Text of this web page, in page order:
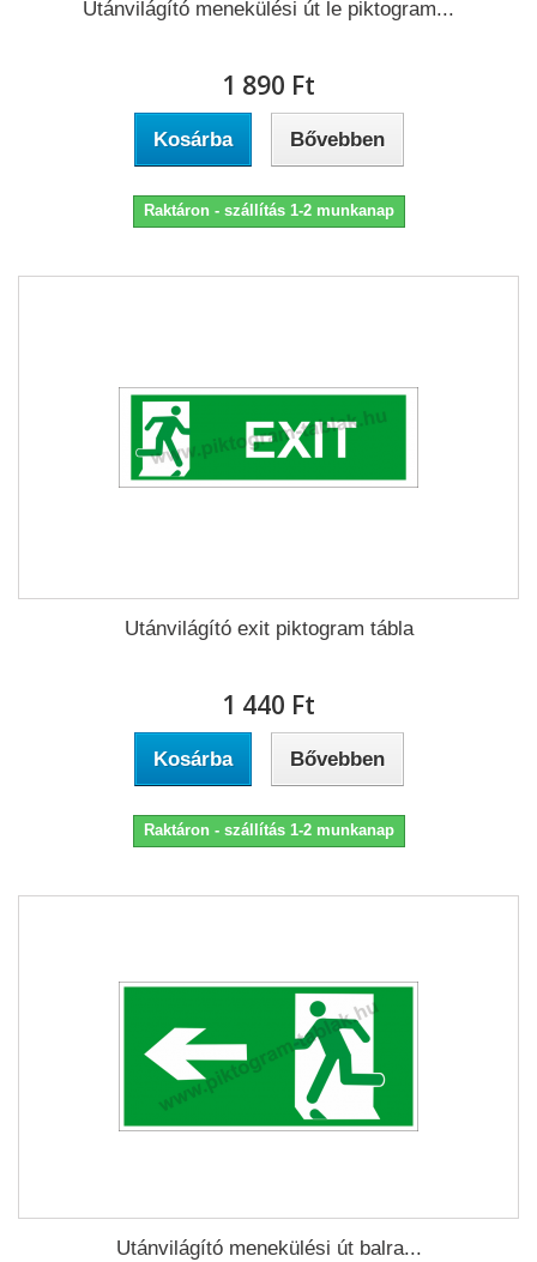
Utánvilágító menekülési út le piktogram...
1 890 Ft‎
Kosárba Bővebben
Raktáron - szállítás 1-2 munkanap
Utánvilágító exit piktogram tábla
1 440 Ft‎
Kosárba Bővebben
Raktáron - szállítás 1-2 munkanap
Utánvilágító menekülési út balra...